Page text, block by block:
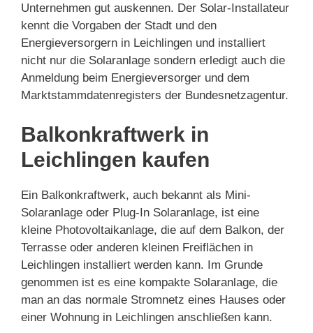
Unternehmen gut auskennen. Der Solar-Installateur
kennt die Vorgaben der Stadt und den
Energieversorgern in Leichlingen und installiert
nicht nur die Solaranlage sondern erledigt auch die
Anmeldung beim Energieversorger und dem
Marktstammdatenregisters der Bundesnetzagentur.
Balkonkraftwerk in
Leichlingen kaufen
Ein Balkonkraftwerk, auch bekannt als Mini-
Solaranlage oder Plug-In Solaranlage, ist eine
kleine Photovoltaikanlage, die auf dem Balkon, der
Terrasse oder anderen kleinen Freiflächen in
Leichlingen installiert werden kann. Im Grunde
genommen ist es eine kompakte Solaranlage, die
man an das normale Stromnetz eines Hauses oder
einer Wohnung in Leichlingen anschließen kann.